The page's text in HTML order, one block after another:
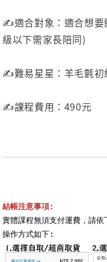
✍️適合對象：適合想要
級以下需家長陪同)
✍️難易星星：羊毛
✍️課程費用：490元
結帳注意事項:
實體課程無須支付運費，請依